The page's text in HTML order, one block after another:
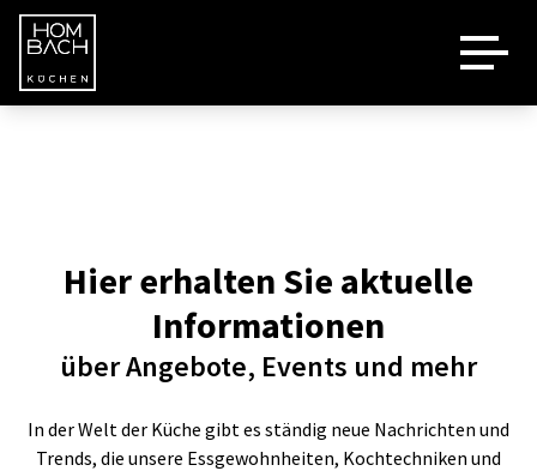
Hier erhalten Sie aktuelle
Informationen
über Angebote, Events und mehr
In der Welt der Küche gibt es ständig neue Nachrichten und
Trends, die unsere Essgewohnheiten, Kochtechniken und